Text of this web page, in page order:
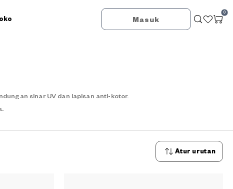
Masuk
0
sinar UV dan lapisan anti-kotor.
Atur urutan